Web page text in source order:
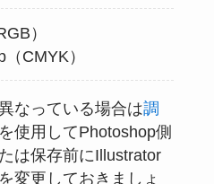
）
CMYK）
なっている場合は調
使用してPhotoshop側
は保存前にIllustrator
変更しておきましょ